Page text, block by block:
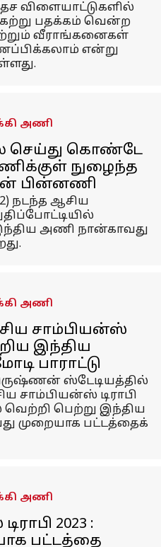
விளையாட்டுகளில்
பதக்கம் வென்ற
வீராங்கனைகள்
என்று
அணி
செய்து கொண்டே
நுழைந்த
பின்னணி
நடந்த ஆசிய
அணி நான்காவது
அணி
சாம்பியன்ஸ்
இந்திய
பாராட்டு
ஸ்டேடியத்தில்
சாம்பியன்ஸ் டிராபி
வெற்றி பெற்று இந்திய
முறையாக பட்டத்தைக்
அணி
2023 :
பட்டத்தை